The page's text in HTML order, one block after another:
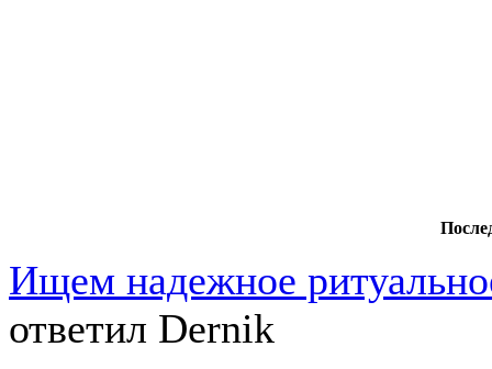
Ищем надежное
ответил Dernik